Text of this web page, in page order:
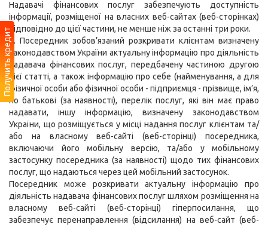
Надавачі фінансових послуг забезпечують доступність
інформації, розміщеної на власних веб-сайтах (веб-сторінках)
відповідно до цієї частини, не менше ніж за останні три роки.
3. Посередник зобов’язаний розкривати клієнтам визначену
законодавством України актуальну інформацію про діяльність
надавача фінансових послуг, передбачену частиною другою
цієї статті, а також інформацію про себе (найменування, а для
фізичної особи або фізичної особи - підприємця - прізвище, ім’я,
по батькові (за наявності), перелік послуг, які він має право
надавати, іншу інформацію, визначену законодавством
України, що розміщується у місці надання послуг клієнтам та/
або на власному веб-сайті (веб-сторінці) посередника,
включаючи його мобільну версію, та/або у мобільному
застосунку посередника (за наявності) щодо тих фінансових
послуг, що надаються через цей мобільний застосунок.
Посередник може розкривати актуальну інформацію про
діяльність надавача фінансових послуг шляхом розміщення на
власному веб-сайті (веб-сторінці) гіперпосилання, що
забезпечує перенаправлення (відсилання) на веб-сайт (веб-
Получить кредит